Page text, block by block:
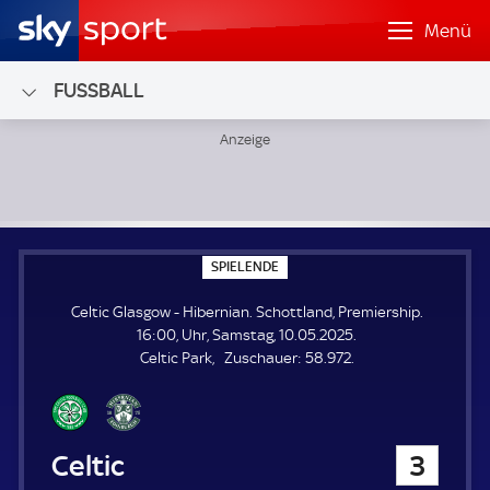
Menü
FUSSBALL
SPIELENDE
P
E
L
E
N
Celtic Glasgow - Hibernian. Schottland, Premiership.
16:00, Uhr, Samstag, 10.05.2025.
Celtic Park
Zuschauer: Z
58.972.
Celtic Glasgow 3